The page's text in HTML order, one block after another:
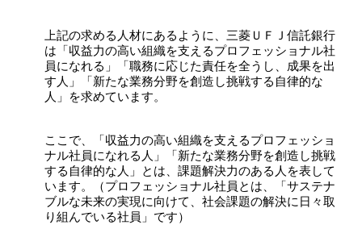
上記の求める人材にあるように、三菱ＵＦＪ信託銀行
は「収益力の高い組織を支えるプロフェッショナル社
員になれる」「職務に応じた責任を全うし、成果を出
す人」「新たな業務分野を創造し挑戦する自律的な
人」を求めています。
ここで、「収益力の高い組織を支えるプロフェッショ
ナル社員になれる人」「新たな業務分野を創造し挑戦
する自律的な人」とは、課題解決力のある人を表して
います。（プロフェッショナル社員とは、「サステナ
ブルな未来の実現に向けて、社会課題の解決に日々取
り組んでいる社員」です）